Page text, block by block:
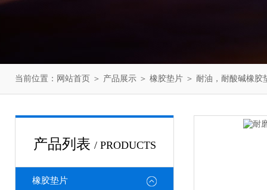
当前位置： 网站首页 ＞ 产品展示 ＞ 橡胶垫片 ＞ 耐油，耐酸碱橡胶
产品列表 / PRODUCTS
橡胶垫片